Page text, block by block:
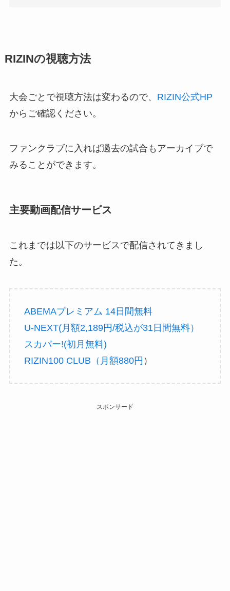
RIZINの視聴方法
大会ごとで視聴方法は変わるので、 RIZIN公式HP
からご確認ください。
ファンクラブに入れば過去の試合もアーカイブで
みることができます。
主要動画配信サービス
これまでは以下のサービスで配信されてきまし
た。
ABEMAプレミアム 14日間無料
U-NEXT(月額2,189円/税込が31日間無料）
スカパー!(初月無料)
RIZIN100 CLUB（月額880円 ）
スポンサード